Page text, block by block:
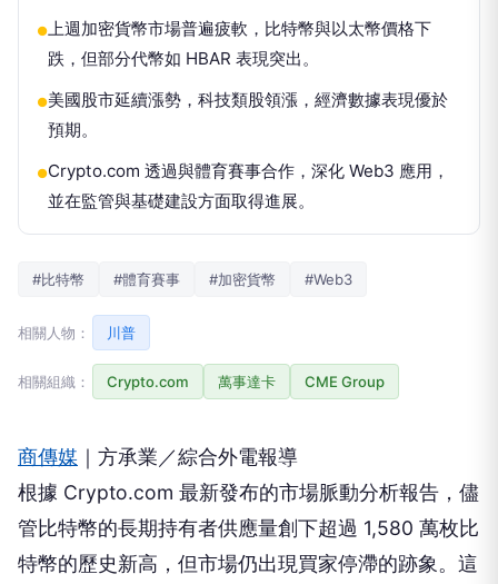
●上週加密貨幣市場普遍疲軟，比特幣與以太幣價格下
跌，但部分代幣如 HBAR 表現突出。
●美國股市延續漲勢，科技類股領漲，經濟數據表現優於
預期。
●Crypto.com 透過與體育賽事合作，深化 Web3 應用，
並在監管與基礎建設方面取得進展。
#比特幣 #體育賽事 #加密貨幣 #Web3
相關人物： 川普
相關組織： Crypto.com 萬事達卡 CME Group
商傳媒 ｜方承業／綜合外電報導
根據 Crypto.com 最新發布的市場脈動分析報告，儘
管比特幣的長期持有者供應量創下超過 1,580 萬枚比
特幣的歷史新高，但市場仍出現買家停滯的跡象。這